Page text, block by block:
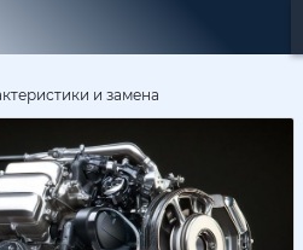
и замена